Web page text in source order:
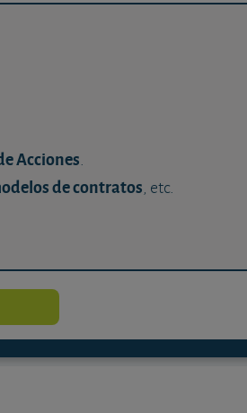
Acciones.
de contratos, etc.